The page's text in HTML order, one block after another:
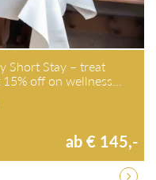
Short Stay – treat
off on wellness…
ab € 145,-